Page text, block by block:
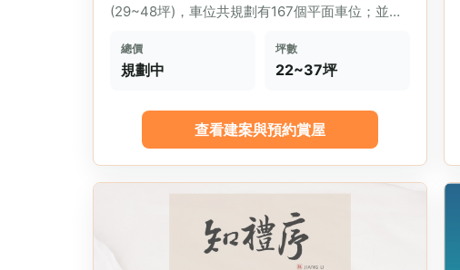
(29~48坪)，車位共規劃有167個平面車位；並
總價
規劃中
坪數
22~37坪
查看建案與預約賞屋